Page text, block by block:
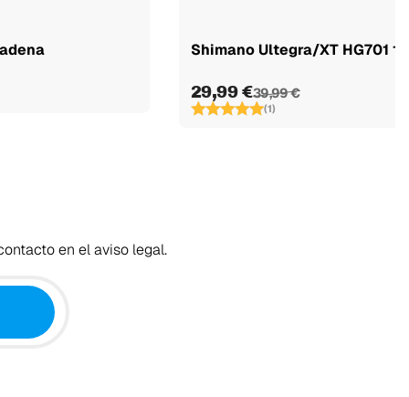
Shimano Ultegra/XT HG701
29,99 €39,99 €
(1)
en el aviso legal.